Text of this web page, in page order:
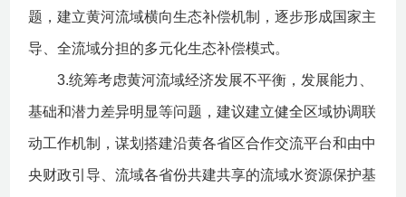
题，建立黄河流域横向生态补偿机制，逐步形成国家主
导、全流域分担的多元化生态补偿模式。
3.统筹考虑黄河流域经济发展不平衡，发展能力、
基础和潜力差异明显等问题，建议建立健全区域协调联
动工作机制，谋划搭建沿黄各省区合作交流平台和由中
央财政引导、流域各省份共建共享的流域水资源保护基